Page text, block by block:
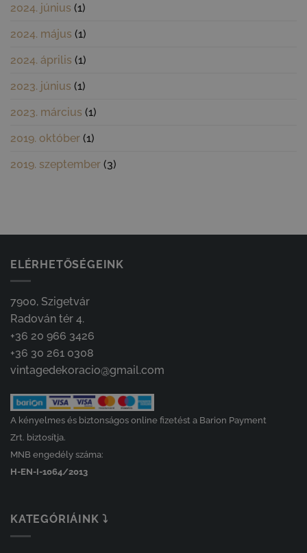
2024. június (1)
2024. május (1)
2024. április (1)
2023. június (1)
2023. március (1)
2019. október (1)
2019. szeptember (3)
ELÉRHETŐSÉGEINK
7900, Szigetvár
Radován tér 4.
+36 20 966 3426
+36 30 261 0308
vintagedekoracio@gmail.com
A kényelmes és biztonságos online fizetést a Barion Payment
Zrt. biztosítja.
MNB engedély száma:
H-EN-I-1064/2013
KATEGÓRIÁINK ⤵